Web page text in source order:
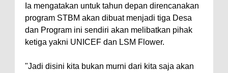
Ia mengatakan untuk tahun depan direncanakan
program STBM akan dibuat menjadi tiga Desa
dan Program ini sendiri akan melibatkan pihak
ketiga yakni UNICEF dan LSM Flower.
"Jadi disini kita bukan murni dari kita saja akan